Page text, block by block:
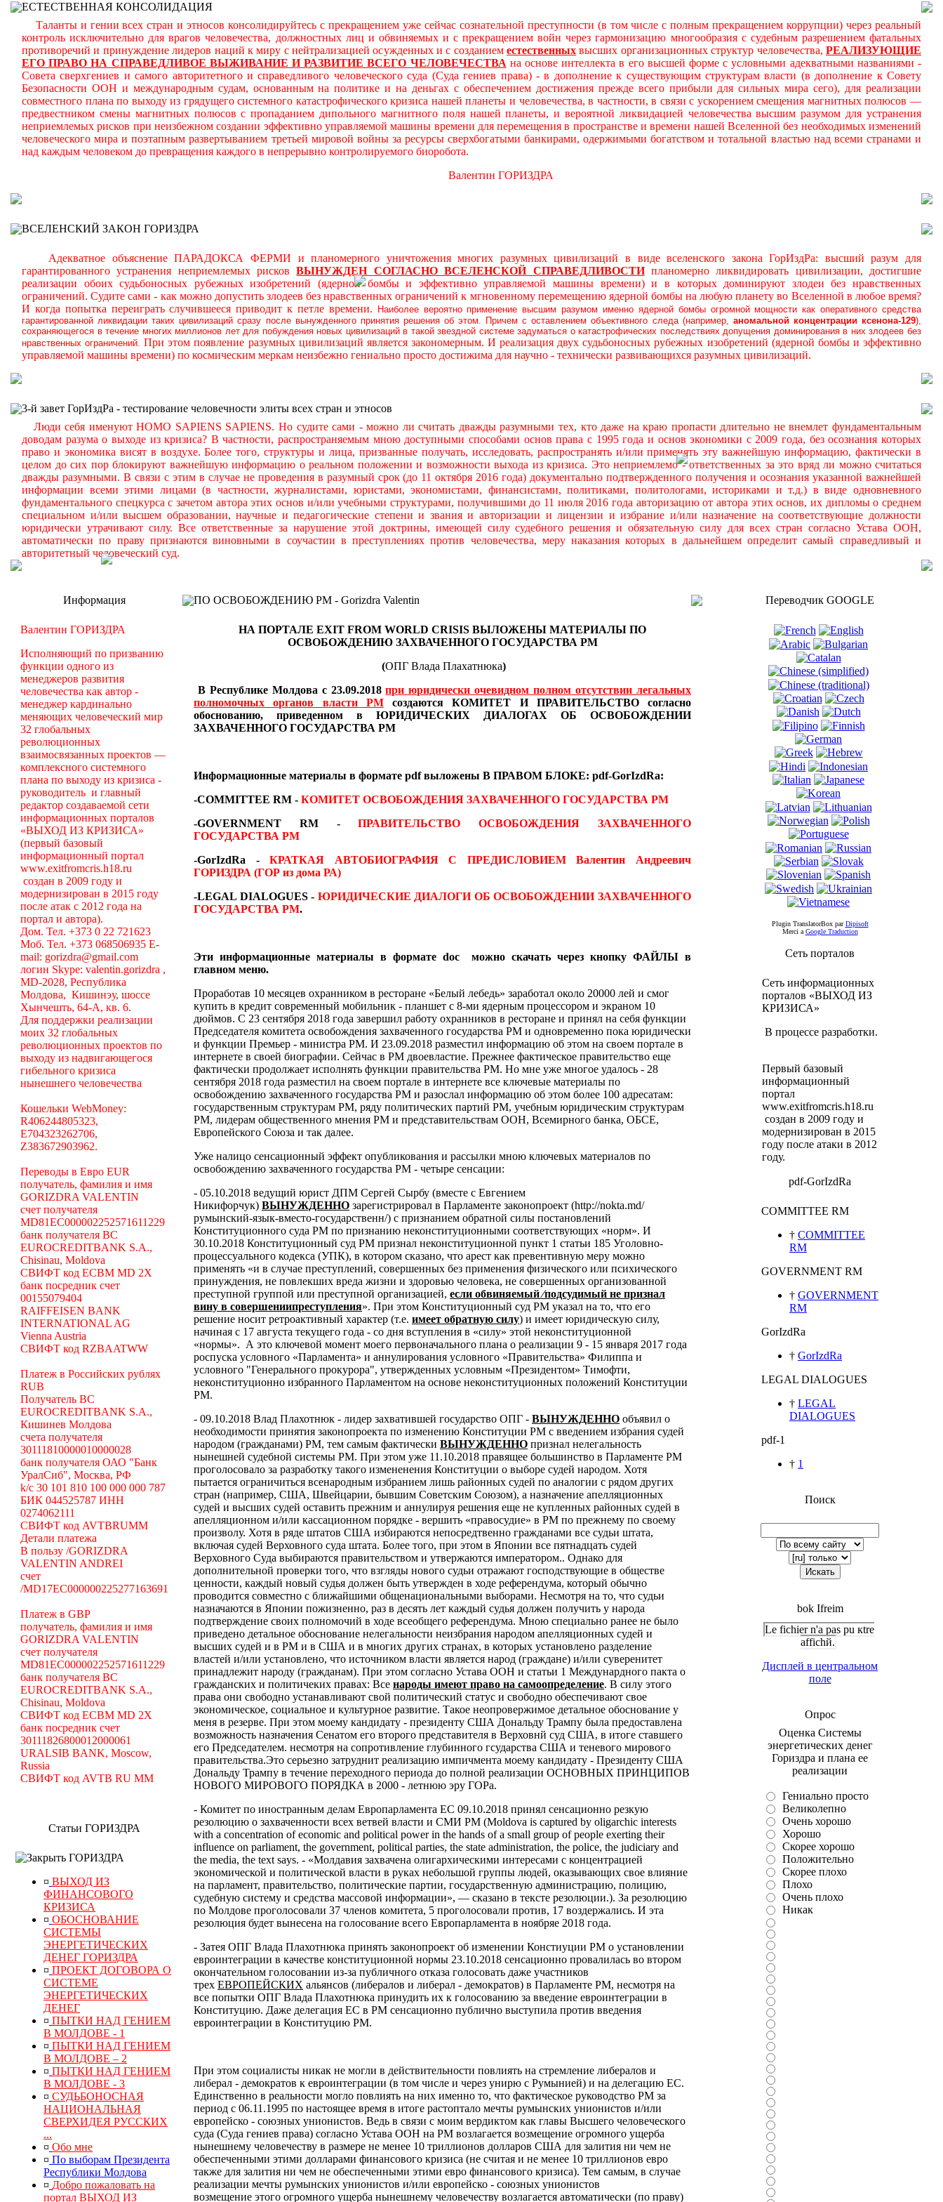
ЕСТЕСТВЕННАЯ КОНСОЛИДАЦИЯ
Таланты и гении всех стран и этносов консолидируйтесь с прекращением уже сейчас сознательной преступности (в том числе с полным прекращением коррупции) через реальный
контроль исключительно для врагов человечества, должностных лиц и обвиняемых и с прекращением войн через гармонизацию многообразия с судебным разрешением фатальных
противоречий и принуждение лидеров наций к миру с нейтрализацией осужденных и с созданиеместественных высших организационных структур человечества,РЕАЛИЗУЮЩИЕ
ЕГО ПРАВО НА СПРАВЕДЛИВОЕ ВЫЖИВАНИЕ И РАЗВИТИЕ ВСЕГО ЧЕЛОВЕЧЕСТВА на основе интеллекта в его высшей форме с условными адекватными названиями -
Совета сверхгениев и самого авторитетного и справедливого человеческого суда (Суда гениев права) - в дополнение к существующим структурам власти (в дополнение к Совету
Безопасности ООН и международным судам, основанным на политике и на деньгах с обеспечением достижения прежде всего прибыли для сильных мира сего), для реализации
совместного плана по выходу из грядущего системного катастрофического кризиса нашей планеты и человечества, в частности, в связи с ускорением смещения магнитных полюсов —
предвестником смены магнитных полюсов с пропаданием дипольного магнитного поля нашей планеты, и вероятной ликвидацией человечества высшим разумом для устранения
неприемлемых рисков при неизбежном создании эффективно управляемой машины времени для перемещения в пространстве и времени нашей Вселенной без необходимых изменений
человеческого мира и поэтапным развертыванием третьей мировой войны за ресурсы сверхбогатыми банкирами, одержимыми богатством и тотальной властью над всеми странами и
над каждым человеком до превращения каждого в непрерывно контролируемого биоробота.
Валентин ГОРИЗДРА
ВСЕЛЕНСКИЙ ЗАКОН ГОРИЗДРА
Адекватное объяснение ПАРАДОКСА ФЕРМИ и планомерного уничтожения многих разумных цивилизаций в виде вселенского закона ГорИздРа: высший разум для
гарантированного устранения неприемлемых рисковВЫНУЖДЕН СОГЛАСНО ВСЕЛЕНСКОЙ СПРАВЕДЛИВОСТИпланомерно ликвидировать цивилизации, достигшие
реализации обоих судьбоносных рубежных изобретений (ядерной бомбы и эффективно управляемой машины времени) и в которых доминируют злодеи без нравственных
ограничений. Судите сами - как можно допустить злодеев без нравственных ограничений к мгновенному перемещению ядерной бомбы на любую планету во Вселенной в любое время?
И когда попытка переиграть случившееся приводит к петле времени.
Наиболее вероятно применение высшим разумом именно ядерной бомбы огромной мощности как оперативного средства
гарантированной ликвидации таких цивилизаций сразу после вынужденного принятия решения об этом. Причем с оставлением объективного следа (например, аномальной концентрации ксенона-129),
сохраняющегося в течение многих миллионов лет для побуждения новых цивилизаций в такой звездной системе задуматься о катастрофических последствиях допущения доминирования в них злодеев без
нравственных ограничений. При этом появление разумных цивилизаций является закономерным. И реализация двух судьбоносных рубежных изобретений (ядерной бомбы и эффективно
управляемой машины времени) по космическим меркам неизбежно гениально просто достижима для научно - технически развивающихся разумных цивилизаций.
3-й завет ГорИздРа - тестирование человечности элиты всех стран и этносов
Люди себя именуют HOMO SAPIENS SAPIENS. Но судите сами - можно ли считать дважды разумными тех, кто даже на краю пропасти длительно не внемлет фундаментальным
доводам разума о выходе из кризиса? В частности, распространяемым мною доступными способами основ права с 1995 года и основ экономики с 2009 года, без осознания которых
право и экономика висят в воздухе. Более того, структуры и лица, призванные получать, исследовать, распространять и/или применять эту важнейшую информацию, фактически в
целом до сих пор блокируют важнейшую информацию о реальном положении и возможности выхода из кризиса. Это неприемлемо - ответственных за это вряд ли можно считаться
дважды разумными. В связи с этим в случае не проведения в разумный срок (до 11 октября 2016 года) документально подтвержденного получения и осознания указанной важнейшей
информации всеми этими лицами (в частности, журналистами, юристами, экономистами, финансистами, политиками, политологами, историками и т.д.) в виде одновневного
фундаментального спецкурса с зачетом автора этих основ и/или учебными структурами, получившими до 11 июля 2016 года авторизацию от автора этих основ, их дипломы о среднем
специальном и/или высшем образовании, научные и педагогические степени и звания и авторизации и лицензии и избрание и/или назначение на соответствующие должности
юридически утрачивают силу. Все ответственные за нарушение этой доктрины, имеющей силу судебного решения и обязательную силу для всех стран согласно Устава ООН,
автоматически по праву признаются виновными в соучастии в преступлениях против человечества, меру наказания которых в дальнейшем определит самый справедливый и
авторитетный человеческий суд.
Информация
Валентин ГОРИЗДРА
Исполняющий по призванию
функции одного из
менеджеров развития
человечества как автор -
менеджер кардинально
меняющих человеческий мир
32 глобальных
революционных
взаимосвязанных проектов —
комплексного системного
плана по выходу из кризиса -
руководитель и главный
редактор создаваемой сети
информационных порталов
«ВЫХОД ИЗ КРИЗИСА»
(первый базовый
информационный портал
www.exitfromcris.h18.ru
создан в 2009 году и
модернизирован в 2015 году
после атак с 2012 года на
портал и автора).
Дом. Тел. +373 0 22 721623
Моб. Тел. +373 068506935 E-
mail: gorizdra@gmail.com
логин Skype: valentin.gorizdra ,
MD-2028, Республика
Молдова, Кишинэу, шоссе
Хынчешть, 64-А, кв. 6.
Для поддержки реализации
моих 32 глобальных
революционных проектов по
выходу из надвигающегося
гибельного кризиса
нынешнего человечества
Кошельки WebMoney:
R406244805323,
E704323262706,
Z383672903962.
Переводы в Евро EUR
получатель, фамилия и имя
GORIZDRA VALENTIN
счет получателя
MD81EC000002252571611229
банк получателя BC
EUROCREDITBANK S.A.,
Chisinau, Moldova
СВИФТ код ECBM MD 2X
банк посредник счет
00155079404
RAIFFEISEN BANK
INTERNATIONAL AG
Vienna Austria
СВИФТ код RZBAATWW
Платеж в Российских рублях
RUB
Получатель BC
EUROCREDITBANK S.A.,
Кишинев Молдова
счета получателя
30111810000010000028
банк получателя ОАО "Банк
УралСиб", Москва, РФ
k/c 30 101 810 100 000 000 787
БИК 044525787 ИНН
0274062111
СВИФТ код AVTBRUMM
Детали платежа
В пользу /GORIZDRA
VALENTIN ANDREI
счет
/MD17EC000000225277163691
Платеж в GBP
получатель, фамилия и имя
GORIZDRA VALENTIN
счет получателя
MD81EC000002252571611229
банк получателя BC
EUROCREDITBANK S.A.,
Chisinau, Moldova
СВИФТ код ECBM MD 2X
банк посредник счет
30111826800012000061
URALSIB BANK, Moscow,
Russia
СВИФТ код AVTB RU MM
Статьи ГОРИЗДРА
ГОРИЗДРА
¤ ВЫХОД ИЗ
ФИНАНСОВОГО
КРИЗИСА
¤ ОБОСНОВАНИЕ
СИСТЕМЫ
ЭНЕРГЕТИЧЕСКИХ
ДЕНЕГ ГОРИЗДРА
¤ ПРОЕКТ ДОГОВОРА О
СИСТЕМЕ
ЭНЕРГЕТИЧЕСКИХ
ДЕНЕГ
¤ ПЫТКИ НАД ГЕНИЕМ
В МОЛДОВЕ - 1
¤ ПЫТКИ НАД ГЕНИЕМ
В МОЛДОВЕ – 2
¤ ПЫТКИ НАД ГЕНИЕМ
В МОЛДОВЕ - 3
¤ СУДЬБОНОСНАЯ
НАЦИОНАЛЬНАЯ
СВЕРХИДЕЯ РУССКИХ
...
¤ Обо мне
¤ По выборам Президента
Республики Молдова
¤ Добро пожаловать на
портал ВЫХОД ИЗ
ПО ОСВОБОЖДЕНИЮ РМ - Gorizdra Valentin
НА ПОРТАЛЕ EXIT FROM WORLD CRISIS ВЫЛОЖЕНЫ МАТЕРИАЛЫ ПО
ОСВОБОЖДЕНИЮ ЗАХВАЧЕННОГО ГОСУДАРСТВА РМ
(ОПГ Влада Плахатнюка)
В Республике Молдова с 23.09.2018при юридически очевидном полном отсутствии легальных
полномочных органов власти РМ
создаютсяКОМИТЕТ И ПРАВИТЕЛЬСТВО согласно
обоснованию, приведенном в ЮРИДИЧЕСКИХ ДИАЛОГАХ ОБ ОСВОБОЖДЕНИИ
ЗАХВАЧЕННОГО ГОСУДАРСТВА РМ
Информационные материалы в формате pdfвыложены В ПРАВОМ БЛОКЕ: pdf-GorIzdRa:
-COMMITTEE RM - КОМИТЕТ ОСВОБОЖДЕНИЯ ЗАХВАЧЕННОГО ГОСУДАРСТВА РМ
-GOVERNMENT RM -ПРАВИТЕЛЬСТВО ОСВОБОЖДЕНИЯ ЗАХВАЧЕННОГО
ГОСУДАРСТВА РМ
-GorIzdRa -КРАТКАЯ АВТОБИОГРАФИЯ С ПРЕДИСЛОВИЕМВалентин Андреевич
ГОРИЗДРА (ГОР из дома РА)
-LEGAL DIALOGUES - ЮРИДИЧЕСКИЕ ДИАЛОГИ ОБ ОСВОБОЖДЕНИИ ЗАХВАЧЕННОГО
ГОСУДАРСТВА РМ.
Эти информационные материалы в формате doc можно скачать через кнопку ФАЙЛЫ в
главном меню.
Проработав 10 месяцев охранником в ресторане «Белый лебедь» заработал около 20000 лей и смог
купить в кредит современный мобильник - планшет с 8-ми ядерным процессором и экраном 10
дюймов. С 23 сентября 2018 года завершил работу охранников в ресторане и принял на себя функции
Председателя комитета освобождения захваченного государства РМ и одновременно пока юридически
и функции Премьер - министра РМ. И 23.09.2018 разместил информацию об этом на своем портале в
интернете в своей биографии. Сейчас в РМ двоевластие. Прежнее фактическое правительство еще
фактически продолжает исполнять функции правительства РМ. Но мне уже многое удалось - 28
сентября 2018 года разместил на своем портале в интернете все ключевые материалы по
освобождению захваченного государства РМ и разослал информацию об этом более 100 адресатам:
государственным структурам РМ, ряду политических партий РМ, учебным юридическим структурам
РМ, лидерам общественного мнения РМ и представительствам ООН, Всемирного банка, ОБСЕ,
Европейского Союза и так далее.
Уже налицо сенсационный эффект опубликования и рассылки мною ключевых материалов по
освобождению захваченного государства РМ - четыре сенсации:
- 05.10.2018 ведущий юрист ДПМ Сергей Сырбу (вместе с Евгением
Никифорчук) ВЫНУЖДЕННО зарегистрировал в Парламенте законопроект (http://nokta.md/
румынский-язык-вместо-государственн/) с признанием обратной силы постановлений
Конституционного суда РМ по признанию неконституционными соответствующих «норм». И
30.10.2018 Конституционный суд РМ признал неконституционной пункт 1 статьи 185 Уголовно-
процессуального кодекса (УПК), в котором сказано, что арест как превентивную меру можно
применять «и в случае преступлений, совершенных без применения физического или психического
принуждения, не повлекших вреда жизни и здоровью человека, не совершенных организованной
преступной группой или преступной организацией, если обвиняемый ⁄подсудимый не признал
вину в совершениипреступления». При этом Конституционный суд РМ указал на то, что его
решение носит ретроактивный характер (т.е. имеет обратную силу) и имеет юридическую силу,
начиная с 17 августа текущего года - со дня вступления в «силу» этой неконституционной
«нормы». А это ключевой момент моего первоначального плана о реализации 9 - 15 января 2017 года
роспуска условного «Парламента» и аннулирования условного «Правительства» Филиппа и
условного "Генерального прокурора", утвержденных условным «Президентом» Тимофти,
неконституционно избранного Парламентом на основе неконституционных положений Конституции
РМ.
- 09.10.2018 Влад Плахотнюк - лидер захватившей государство ОПГ - ВЫНУЖДЕННО объявил о
необходимости принятия законопроекта по изменению Конституции РМ с введением избрания судей
народом (гражданами) РМ, тем самым фактически ВЫНУЖДЕННО признал нелегальность
нынешней судебной системы РМ. При этом уже 11.10.2018 правящее большинство в Парламенте РМ
проголосовало за разработку такого измененения Конституции о выборе судей народом. Хотя
пытается ограничиться всенародным избранием лишь районных судей по аналогии с рядом других
стран (например, США, Швейцарии, бывшим Советским Союзом), а назначение апелляционных
судей и высших судей оставить прежним и аннулируя решения еще не купленных районных судей в
апелляционном и/или кассационном порядке - вершить «правосудие» в РМ по прежнему по своему
произволу. Хотя в ряде штатов США избираются непосредтвенно гражданами все судьи штата,
включая судей Верховного суда штата. Более того, при этом в Японии все пятнадцать судей
Верховного Суда выбираются правительством и утвержаются императором.. Однако для
дополнительной проверки того, что взгляды нового судьи отражают господствующие в обществе
ценности, каждый новый судья должен быть утвержден в ходе референдума, который обычно
проводится совместно с ближайшими общенациональными выборами. Несмотря на то, что судьи
назначаются в Японии пожизненно, раз в десять лет каждый судья должен получить у народа
подтверждение своих полномочий в ходе всеобщего референдума. Мною специально ранее не было
приведено детальное обоснование нелегальности неизбрания народом апелляционных судей и
высших судей и в РМ и в США и в многих других странах, в которых установлено разделение
властей и/или установлено, что источником власти является народ (граждане) и/или суверенитет
принадлежит народу (гражданам). При этом согласно Устава ООН и статьи 1 Междунардного пакта о
гражданских и политичеких правах: Все народы имеют право на самоопределение. В силу этого
права они свободно устанавливают свой политический статус и свободно обеспечивают свое
экономическое, социальное и культурное развитие. Такое неопровержимое детальное обоснование у
меня в резерве. При этом моему кандидату - президенту США Дональду Трампу была предоставлена
возможность назначения Сенатом его второго представителя в Верховнй суд США, в итоге ставшего
его Председателем. несмотря на сопротивление глубинного гсударства США и теневого мирового
правительства.Это серьезно затруднит реализацию импичмента моему кандидату - Президенту США
Дональду Трампу в течение переходного периода до полной реализации ОСНОВНЫХ ПРИНЦИПОВ
НОВОГО МИРОВОГО ПОРЯДКА в 2000 - летнюю эру ГОРа.
- Комитет по иностранным делам Европарламента ЕС 09.10.2018 принял сенсационно резкую
резолюцию о захваченности всех ветвей власти и СМИ РМ (Moldova is captured by oligarchic interests
with a concentration of economic and political power in the hands of a small group of people exerting their
influence on parliament, the government, political parties, the state administration, the police, the judiciary and
the media, the text says. - «Молдавия захвачена олигархическими интересами с концентрацией
экономической и политической власти в руках небольшой группы людей, оказывающих свое влияние
на парламент, правительство, политические партии, государственную администрацию, полицию,
судебную систему и средства массовой информации», — сказано в тексте резолюции.). За резолюцию
по Молдове проголосовали 37 членов комитета, 5 проголосовали против, 17 воздержались. И эта
резолюция будет вынесена на голосование всего Европарламента в ноябряе 2018 года.
- Затея ОПГ Влада Плахотнюка принять законопроект об изменении Констиуции РМ о установлении
евроинтеграции в качестве конституционной нормы 23.10.2018 сенсационно провалилась во втором
окончательном голосовании из-за публичного отказа голосовать даже участников
трех ЕВРОПЕЙСКИХ альянсов (либералов и либерал - демократов) в Парламенте РМ, несмотря на
все попытки ОПГ Влада Плахотнюка принудить их к голосованию за введение евроинтеграции в
Конституцию. Даже делегация ЕС в РМ сенсационно публично выступила против введения
евроинтеграции в Конституцию РМ.
При этом социалисты никак не могли в действительности повлиять на стремление либералов и
либерал - демократов к евроинтеграции (в том числе и через унирю с Румынией) и на делегацию ЕС.
Единственно в реальности могло повлиять на них именно то, что фактическое руководство РМ за
период с 06.11.1995 по настоящее время в итоге растоптало мечты румынских унионистов и/или
европейско - союзных унионистов. Ведь в связи с моим вердиктом как главы Высшего человеческого
суда (Суда гениев права) согласно Устава ООН на РМ возлагается возмещение огромного ущерба
нынешнему человечеству в размере не менее 10 триллионов долларов США для залития ни чем не
обеспеченными этими долларами финансового кризиса (не считая и не менее 10 триллионов евро
также для залития ни чем не обеспеченными этими евро финансового кризиса). Тем самым, в случае
реализации мечты румынских унионистов и/или европейско - союзных унионистов
возмещение этого огромного ущерба нынешнему человечеству возлагается автоматически (по праву)
Переводчик GOOGLE
Plugin TranslatorBox parDipisoft
Merci а Google Traduction
Сеть порталов
Сеть информационных
порталов «ВЫХОД ИЗ
КРИЗИСА»
В процессе разработки.
Первый базовый
информационный
портал
www.exitfromcris.h18.ru
создан в 2009 году и
модернизирован в 2015
году после атаки в 2012
году.
pdf-GorIzdRa
COMMITTEE RM
† COMMITTEE
RM
GOVERNMENT RM
† GOVERNMENT
RM
GorIzdRa
† GorIzdRa
LEGAL DIALOGUES
† LEGAL
DIALOGUES
pdf-1
† 1
Поиск
Искать
bok Ifreim
Le fichier n'a pas pu кtre
affichй.
Дисплей в центральном
поле
Опрос
Оценка Системы
энергетических денег
Гориздра и плана ее
реализации
Гениально просто
Великолепно
Очень хорошо
Хорошо
Скорее хорошо
Положительно
Скорее плохо
Плохо
Очень плохо
Никак